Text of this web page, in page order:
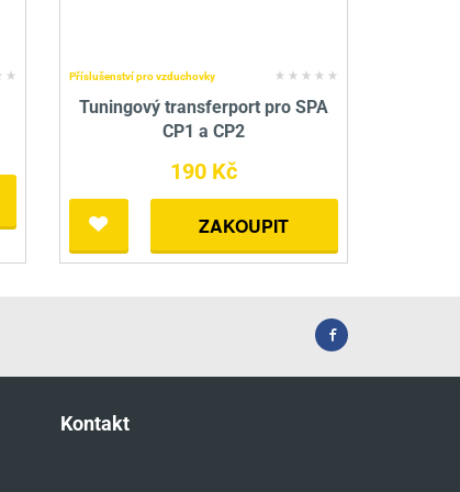
Příslušenství pro vzduchovky
Tuningový transferport pro SPA
CP1 a CP2
190 Kč
ZAKOUPIT
Kontakt